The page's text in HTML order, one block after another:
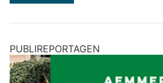
PUBLIREPORTAGEN